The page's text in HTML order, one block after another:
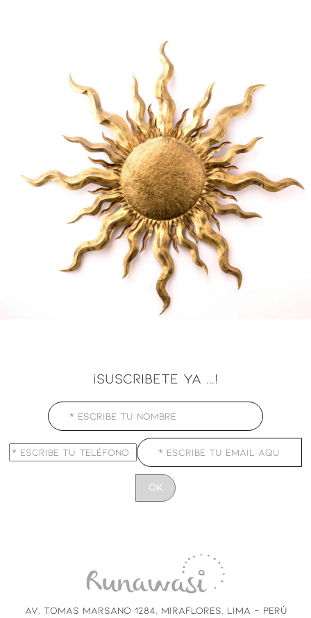
¡SUSCRIBETE YA ...!
BLANK.AV. TOMAS MARSANO 1284, MIRAFLORES, LIMA - PERÚ